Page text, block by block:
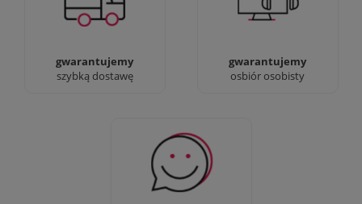
gwarantujemy
szybką dostawę
90% dostaw następnego
dnia, bez dopłat!
gwarantujemy
osbiór osobisty
Jesteśmy prawdziwi :)
możesz przyjść i
Sprawdź nasze 100%
zadowolenia Klientów